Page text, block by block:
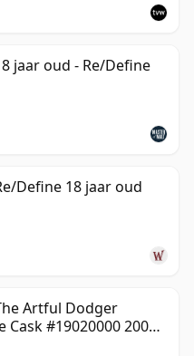
jaar oud - Re/Define
Define 18 jaar oud
Artful Dodger
Cask #19020000 2001